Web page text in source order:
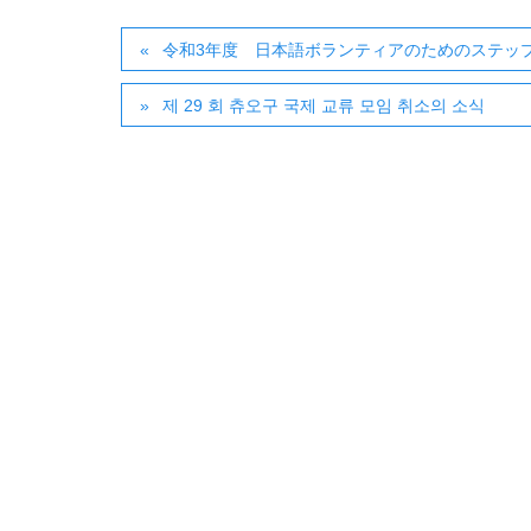
令和3年度 日本語ボランティアのためのステッ
제 29 회 츄오구 국제 교류 모임 취소의 소식